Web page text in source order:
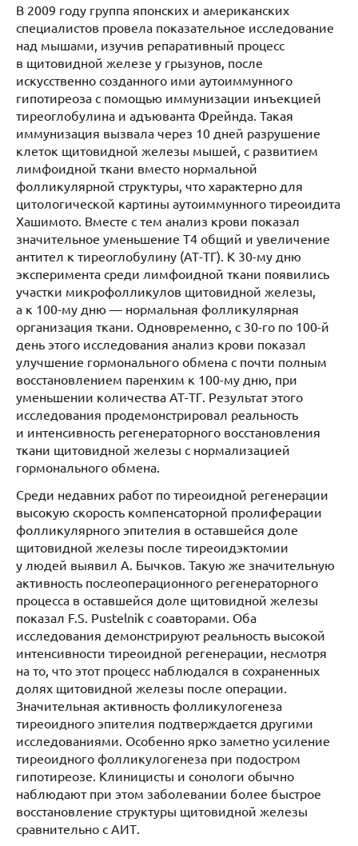
В 2009 году группа японских и американских
специалистов провела показательное исследование
над мышами, изучив репаративный процесс
в щитовидной железе у грызунов, после
искусственно созданного ими аутоиммунного
гипотиреоза с помощью иммунизации инъекцией
тиреоглобулина и адъюванта Фрейнда. Такая
иммунизация вызвала через 10 дней разрушение
клеток щитовидной железы мышей, с развитием
лимфоидной ткани вместо нормальной
фолликулярной структуры, что характерно для
цитологической картины аутоиммунного тиреоидита
Хашимото. Вместе с тем анализ крови показал
значительное уменьшение Т4 общий и увеличение
антител к тиреоглобулину (АТ-ТГ). К 30-му дню
эксперимента среди лимфоидной ткани появились
участки микрофолликулов щитовидной железы,
а к 100-му дню — нормальная фолликулярная
организация ткани. Одновременно, с 30-го по 100-й
день этого исследования анализ крови показал
улучшение гормонального обмена с почти полным
восстановлением паренхим к 100-му дню, при
уменьшении количества АТ-ТГ. Результат этого
исследования продемонстрировал реальность
и интенсивность регенераторного восстановления
ткани щитовидной железы с нормализацией
гормонального обмена.
Среди недавних работ по тиреоидной регенерации
высокую скорость компенсаторной пролиферации
фолликулярного эпителия в оставшейся доле
щитовидной железы после тиреоидэктомии
у людей выявил А. Бычков. Такую же значительную
активность послеоперационного регенераторного
процесса в оставшейся доле щитовидной железы
показал F.S. Pustelnik с соавторами. Оба
исследования демонстрируют реальность высокой
интенсивности тиреоидной регенерации, несмотря
на то, что этот процесс наблюдался в сохраненных
долях щитовидной железы после операции.
Значительная активность фолликулогенеза
тиреоидного эпителия подтверждается другими
исследованиями. Особенно ярко заметно усиление
тиреоидного фолликулогенеза при подостром
гипотиреозе. Клиницисты и сонологи обычно
наблюдают при этом заболевании более быстрое
восстановление структуры щитовидной железы
сравнительно с АИТ.